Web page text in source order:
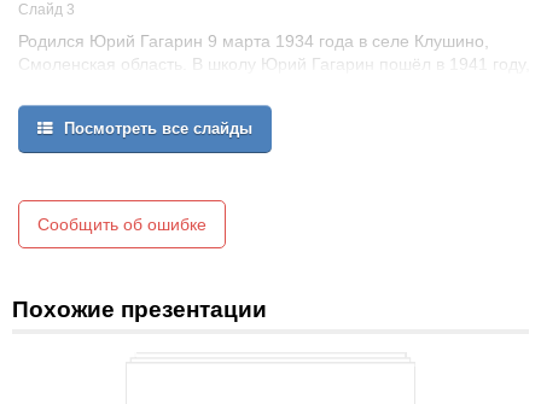
Слайд 3
Родился Юрий Гагарин 9 марта 1934 года в селе Клушино,
Смоленская область. В школу Юрий Гагарин пошёл в 1941 году,
обучение.
Посмотреть все слайды
Сообщить об ошибке
Похожие презентации